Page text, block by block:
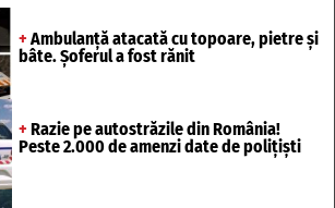
+ Ambulanță atacată cu topoare, pietre și
bâte. Șoferul a fost rănit
+ Razie pe autostrăzile din România!
Peste 2.000 de amenzi date de polițiști